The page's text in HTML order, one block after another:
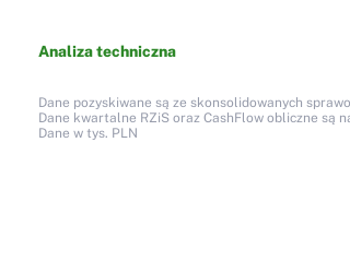
Analiza techniczna
Dane pozyskiwane są ze skonsolidowanych
Dane kwartalne RZiS oraz CashFlow obliczne są
Dane w tys. PLN